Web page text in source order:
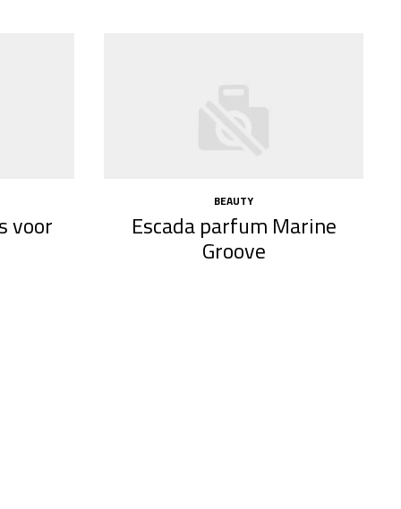
voor
BEAUTY
Escada parfum Marine
Groove